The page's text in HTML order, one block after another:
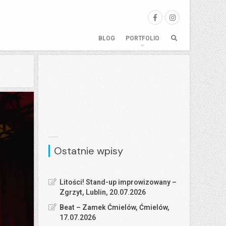
BLOG PORTFOLIO
Ostatnie wpisy
Litości! Stand-up improwizowany –
Zgrzyt, Lublin, 20.07.2026
Beat – Zamek Ćmielów, Ćmielów,
17.07.2026